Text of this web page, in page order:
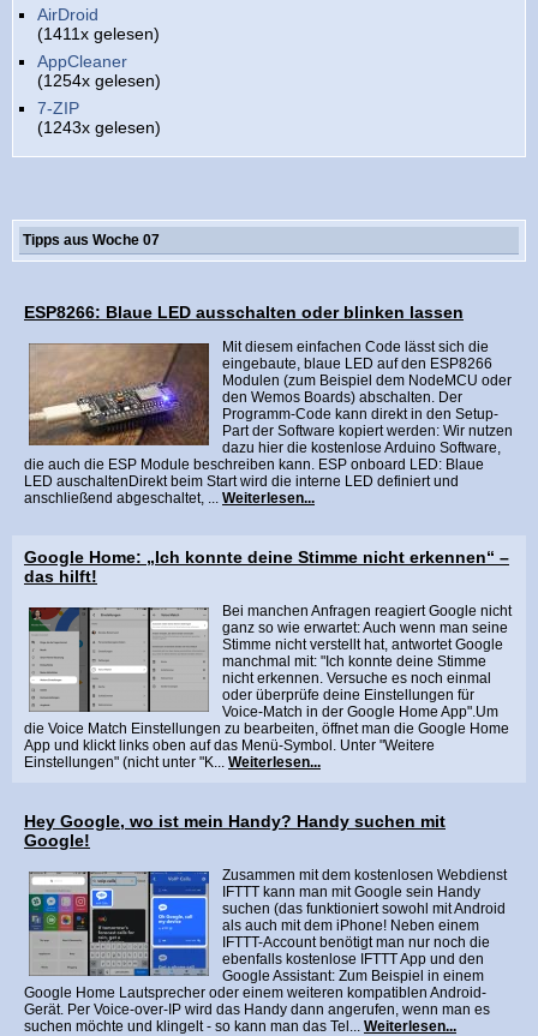
AirDroid
(1411x gelesen)
AppCleaner
(1254x gelesen)
7-ZIP
(1243x gelesen)
Tipps aus Woche 07
ESP8266: Blaue LED ausschalten oder blinken lassen
Mit diesem einfachen Code lässt sich die
eingebaute, blaue LED auf den ESP8266
Modulen (zum Beispiel dem NodeMCU oder
den Wemos Boards) abschalten. Der
Programm-Code kann direkt in den Setup-
Part der Software kopiert werden: Wir nutzen
dazu hier die kostenlose Arduino Software,
die auch die ESP Module beschreiben kann. ESP onboard LED: Blaue
LED auschaltenDirekt beim Start wird die interne LED definiert und
anschließend abgeschaltet, ... Weiterlesen...
Google Home: „Ich konnte deine Stimme nicht erkennen“ –
das hilft!
Bei manchen Anfragen reagiert Google nicht
ganz so wie erwartet: Auch wenn man seine
Stimme nicht verstellt hat, antwortet Google
manchmal mit: "Ich konnte deine Stimme
nicht erkennen. Versuche es noch einmal
oder überprüfe deine Einstellungen für
Voice-Match in der Google Home App".Um
die Voice Match Einstellungen zu bearbeiten, öffnet man die Google Home
App und klickt links oben auf das Menü-Symbol. Unter "Weitere
Einstellungen" (nicht unter "K... Weiterlesen...
Hey Google, wo ist mein Handy? Handy suchen mit
Google!
Zusammen mit dem kostenlosen Webdienst
IFTTT kann man mit Google sein Handy
suchen (das funktioniert sowohl mit Android
als auch mit dem iPhone! Neben einem
IFTTT-Account benötigt man nur noch die
ebenfalls kostenlose IFTTT App und den
Google Assistant: Zum Beispiel in einem
Google Home Lautsprecher oder einem weiteren kompatiblen Android-
Gerät. Per Voice-over-IP wird das Handy dann angerufen, wenn man es
suchen möchte und klingelt - so kann man das Tel... Weiterlesen...